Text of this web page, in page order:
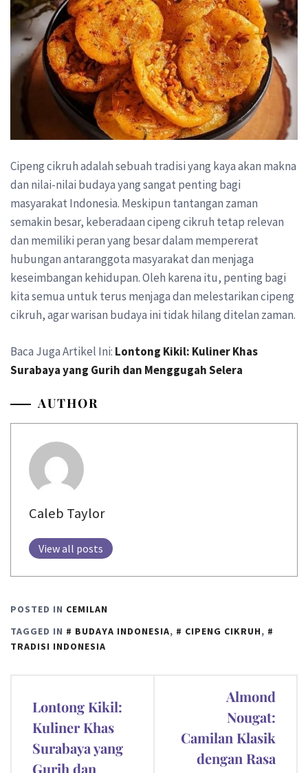
Cipeng cikruh adalah sebuah tradisi yang kaya akan makna
dan nilai-nilai budaya yang sangat penting bagi
masyarakat Indonesia. Meskipun tantangan zaman
semakin besar, keberadaan cipeng cikruh tetap relevan
dan memiliki peran yang besar dalam mempererat
hubungan antaranggota masyarakat dan menjaga
keseimbangan kehidupan. Oleh karena itu, penting bagi
kita semua untuk terus menjaga dan melestarikan cipeng
cikruh, agar warisan budaya ini tidak hilang ditelan zaman.
Baca Juga Artikel Ini: Lontong Kikil: Kuliner Khas
Surabaya yang Gurih dan Menggugah Selera
AUTHOR
Caleb Taylor
View all posts
POSTED IN CEMILAN
TAGGED IN
BUDAYA INDONESIA, CIPENG CIKRUH,
TRADISI INDONESIA
navigation
Lontong Kikil:
Kuliner Khas
Surabaya yang
Gurih dan
Almond
Nougat:
Camilan Klasik
dengan Rasa